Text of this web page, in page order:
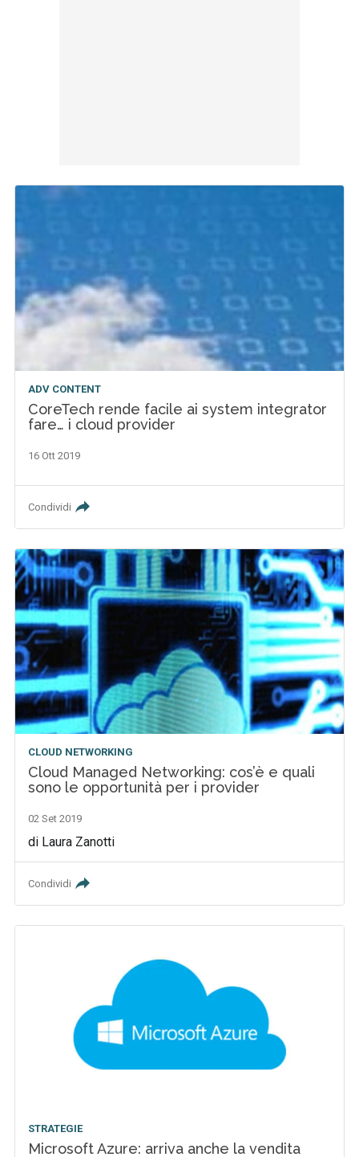
ADV CONTENT
CoreTech rende facile ai system integrator
fare… i cloud provider
16 Ott 2019
Condividi
CLOUD NETWORKING
Cloud Managed Networking: cos’è e quali
sono le opportunità per i provider
02 Set 2019
di Laura Zanotti
Condividi
STRATEGIE
Microsoft Azure: arriva anche la vendita